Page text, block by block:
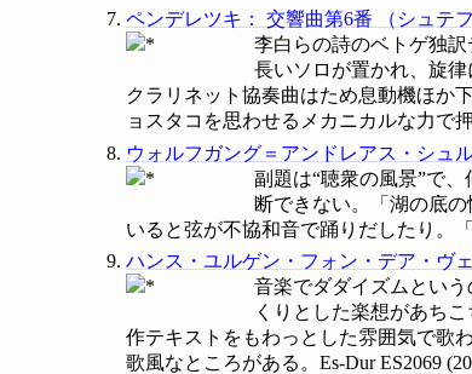
ペンデレツキ ： 交響曲第6番 （ シュテ
李白らの詩のベトゲ独
長いソロが置かれ、旋
クラリネット協奏曲はため息動機ほか
ョスタコを思わせるメカニカルな力で押
ウォルフガング＝アンドレアス・シュ
副題は“聴衆の風景”で
断できない。「湖の底
いると弦が不協和音で踊りだしたり。
ハンス・ユルゲン・フォン・デア・ヴ
音楽でダダイズムとい
くりとした楽想があち
作テキストをもわっとした雰囲気で歌
歌風なところがある。Es-DurES2069 (